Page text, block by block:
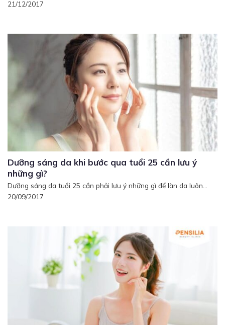
21/12/2017
Dưỡng sáng da khi bước qua tuổi 25 cần lưu ý
những gì?
Dưỡng sáng da tuổi 25 cần phải lưu ý những gì để làn da luôn...
20/09/2017